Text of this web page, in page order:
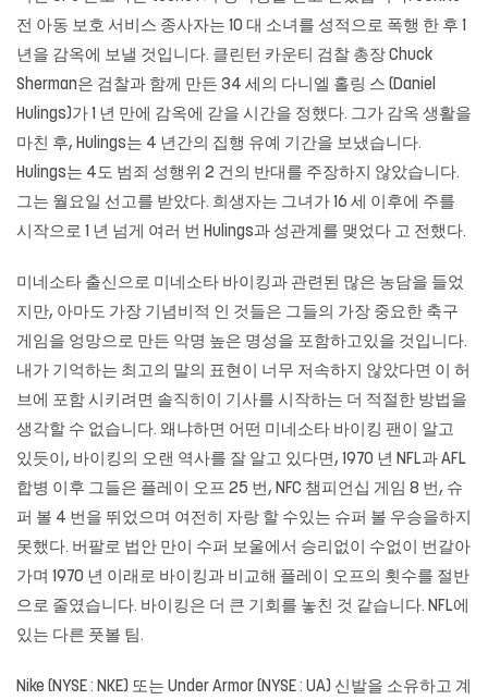
전 아동 보호 서비스 종사자는 10 대 소녀를 성적으로 폭행 한 후 1
년을 감옥에 보낼 것입니다. 클린턴 카운티 검찰 총장 Chuck
Sherman은 검찰과 함께 만든 34 세의 다니엘 홀링 스 (Daniel
Hulings)가 1 년 만에 감옥에 갇을 시간을 정했다. 그가 감옥 생활을
마친 후, Hulings는 4 년간의 집행 유예 기간을 보냈습니다.
Hulings는 4도 범죄 성행위 2 건의 반대를 주장하지 않았습니다.
그는 월요일 선고를 받았다. 희생자는 그녀가 16 세 이후에 주를
시작으로 1 년 넘게 여러 번 Hulings과 성관계를 맺었다 고 전했다.
미네소타 출신으로 미네소타 바이킹과 관련된 많은 농담을 들었
지만, 아마도 가장 기념비적 인 것들은 그들의 가장 중요한 축구
게임을 엉망으로 만든 악명 높은 명성을 포함하고있을 것입니다.
내가 기억하는 최고의 말의 표현이 너무 저속하지 않았다면 이 허
브에 포함 시키려면 솔직히이 기사를 시작하는 더 적절한 방법을
생각할 수 없습니다. 왜냐하면 어떤 미네소타 바이킹 팬이 알고
있듯이, 바이킹의 오랜 역사를 잘 알고 있다면, 1970 년 NFL과 AFL
합병 이후 그들은 플레이 오프 25 번, NFC 챔피언십 게임 8 번, 슈
퍼 볼 4 번을 뛰었으며 여전히 자랑 할 수있는 슈퍼 볼 우승을하지
못했다. 버팔로 법안 만이 수퍼 보울에서 승리없이 수없이 번갈아
가며 1970 년 이래로 바이킹과 비교해 플레이 오프의 횟수를 절반
으로 줄였습니다. 바이킹은 더 큰 기회를 놓친 것 같습니다. NFL에
있는 다른 풋볼 팀.
Nike (NYSE : NKE) 또는 Under Armor (NYSE : UA) 신발을 소유하고 계